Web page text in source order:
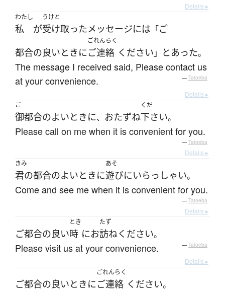
Details ▸
わたし
私 が
うけと
受け取ったメッセージには 「ご
都合の良いときに
ごれんらく
ご連絡 ください 」 とあった。
The message I received said, Please contact us
at your convenience.
— Tatoeba
Details ▸
ご
御都合のよいときに、 おたずね
くだ
下さい。
Please call on me when it is convenient for you.
— Tatoeba
Details ▸
きみ
君の都合のよいときに
あそ
遊びにいらっしゃい。
Come and see me when it is convenient for you.
— Tatoeba
Details ▸
ご都合の良い
とき
時 にお
たず
訪ねください。
Please visit us at your convenience. — Tatoeba
Details ▸
ご都合の良いときに
ごれんらく
ご連絡 ください。